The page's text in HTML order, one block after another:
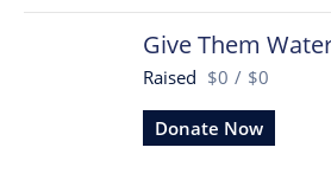
Give Them
Raised $0 / $0
Donate Now